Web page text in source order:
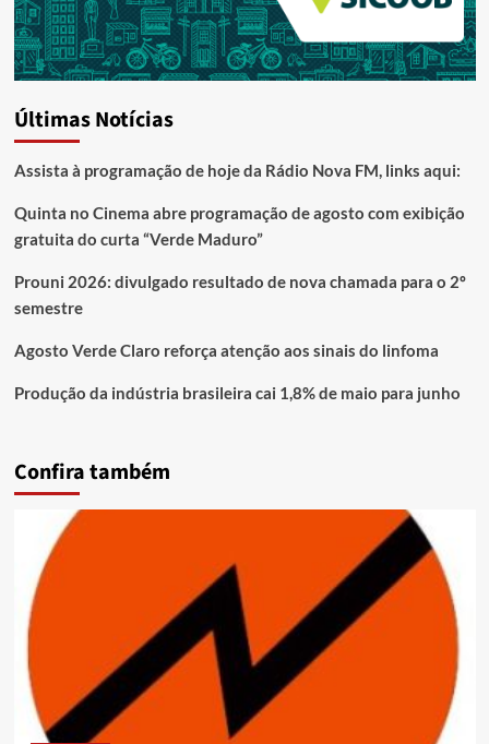
Últimas Notícias
Assista à programação de hoje da Rádio Nova FM, links aqui:
Quinta no Cinema abre programação de agosto com exibição
gratuita do curta “Verde Maduro”
Prouni 2026: divulgado resultado de nova chamada para o 2º
semestre
Agosto Verde Claro reforça atenção aos sinais do linfoma
Produção da indústria brasileira cai 1,8% de maio para junho
Confira também